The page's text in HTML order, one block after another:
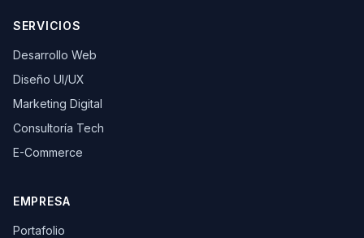
SERVICIOS
Desarrollo Web
Diseño UI/UX
Marketing Digital
Consultoría Tech
E-Commerce
EMPRESA
Portafolio